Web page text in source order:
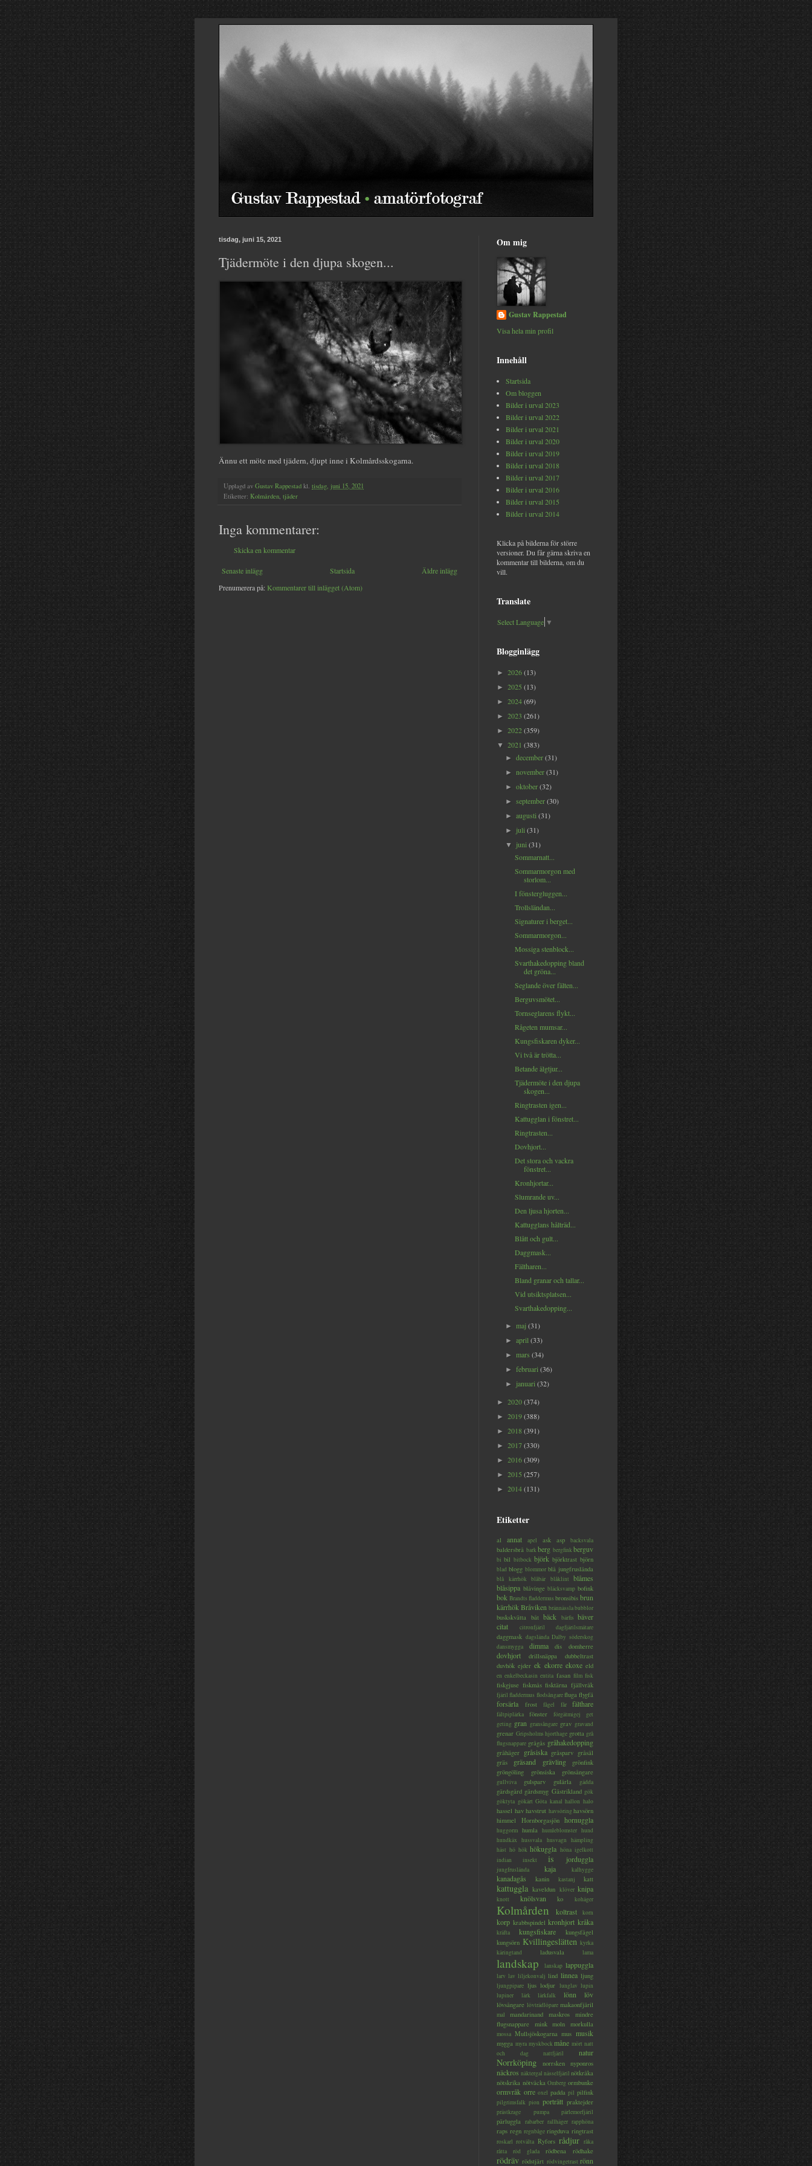
tisdag, juni 15, 2021
Tjädermöte i den djupa skogen...
Ännu ett möte med tjädern, djupt inne i Kolmårdsskogarna.
Upplagd av Gustav Rappestad kl. tisdag, juni 15, 2021
Etiketter: Kolmården, tjäder
Inga kommentarer:
Skicka en kommentar
Senaste inlägg Äldre inlägg
Startsida
Prenumerera på: Kommentarer till inlägget (Atom)
Om mig
Gustav Rappestad
Visa hela min profil
Innehåll
Startsida
Om bloggen
Bilder i urval 2023
Bilder i urval 2022
Bilder i urval 2021
Bilder i urval 2020
Bilder i urval 2019
Bilder i urval 2018
Bilder i urval 2017
Bilder i urval 2016
Bilder i urval 2015
Bilder i urval 2014
Klicka på bilderna för större
versioner. Du får gärna skriva en
kommentar till bilderna, om du
vill.
Translate
Select Language ▼
Blogginlägg
► 2026(13)
► 2025 (13)
► 2024(69)
► 2023 (261)
► 2022(359)
▼ 2021 (383)
►december(31)
►november(31)
►oktober(32)
►september(30)
►augusti(31)
► juli(31)
▼ juni(31)
Sommarnatt...
Sommarmorgon med
storlom...
I fönstergluggen...
Trollsländan...
Signaturer i berget...
Sommarmorgon...
Mossiga stenblock...
Svarthakedopping bland
det gröna...
Seglande över fälten...
Berguvsmötet...
Tornseglarens flykt...
Rågeten mumsar...
Kungsfiskaren dyker...
Vi två är trötta...
Betande älgtjur...
Tjädermöte i den djupa
skogen...
Ringtrasten igen...
Kattugglan i fönstret...
Ringtrasten...
Dovhjort...
Det stora och vackra
fönstret...
Kronhjortar...
Slumrande uv...
Den ljusa hjorten...
Kattugglans hålträd...
Blått och gult...
Daggmask...
Fältharen...
Bland granar och tallar...
Vid utsiktsplatsen...
Svarthakedopping...
►maj(31)
►april(33)
►mars(34)
►februari(36)
► januari(32)
► 2020(374)
► 2019(388)
► 2018 (391)
► 2017(330)
► 2016(309)
► 2015 (257)
► 2014(131)
Etiketter
al annat apel ask asp backsvala
baldersbrå barkberg bergfinkberguv
bi bil bitbock björk björktrast björn
blad blogg blommor blå jungfruslända
blå kärrhök blåbär blåklint
blåmes
blåsippa blåvinge bläcksvamp bofink
bok Brandts fladdermus bronsibis brun
kärrhökBråviken brännässlabubblor
buskskvätta båt bäck bärfis bäver
citat
citronfjäril dagfjärilsmätare
daggmask dagslända Dalby söderskog
dansmygga
dimma dis domherre
dovhjort drillsnäppa
dubbeltrast
duvhök ejder ek ekorre ekoxe eld
en enkelbeckasin entita fasan film fisk
fiskgjuse fiskmås fisktärna fjällvråk
fjäril fladdermus flodsångarefluga flygfä
forsärla frost fågel får fälthare
fältpiplärka fönster förgätmigej
get
geting gran gransångare grav gravand
grenar Gripsholms hjorthage grotta grå
flugsnappare grågås gråhakedopping
gråhäger gråsiska gråsparv gråsäl
gräs
gräsand grävling
grönfink
gröngöling
grönsiska grönsångare
gullviva gulsparv gulärla gädda
gärdsgård gärdsmyg Gästrikland gök
göktyta gökärt Göta kanal hallon halo
hassel hav havstrut havsöring havsörn
himmel
Hornborgasjön hornuggla
huggorm humla humleblomster hund
hundkäx
hussvala husvagn
hämpling
häst hö hök hökuggla höna igelkott
indian
insekt is jorduggla
jungfruslända kaja kalhygge
kanadagås kanin kastanj katt
kattuggla kaveldun klöver knipa
knott knölsvan ko kohäger
Kolmården koltrast korn
korp krabbspindel kronhjort kråka
kräfta kungsfiskare
kungsfågel
kungsörn Kvillingeslätten kyrka
käringtand
ladusvala lama
landskap lanskap lappuggla
larv lav liljekonvalj lind linnea ljung
ljungpipare ljus lodjur lunglav lupin
lupiner
lärk lärkfalk lönn löv
lövsångare lövträdlöpare makaonfjäril
mal mandarinand maskros
mindre
flugsnappare
mink moln morkulla
mossa Mullsjöskogarna mus musik
mygga myra myskbock måne mört natt
och dag
nattfjäril natur
Norrköping norrsken nyponros
näckros näktergal nässelfjäril nötkråka
nötskrika nötväcka Omberg ormbunke
ormvråk orre oxel padda pil pilfink
pilgrimsfalk pion porträtt praktejder
prästkrage pumpa pärlemorfjäril
pärluggla rabarber rallhäger rapphöna
raps regn regnbåge ringduva ringtrast
roskarl rotvälta Ryfors rådjur råka
råtta
röd glada rödbena rödhake
rödräv rödstjärt rödvingetrast rönn